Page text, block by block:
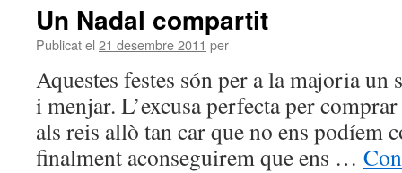
Un Nadal compartit
Publicat el 21 desembre 2011 per
Aquestes festes són per a la majoria
i menjar. L’excusa perfecta per
als reis allò tan car que no ens podíem
finalment aconseguirem que ens …